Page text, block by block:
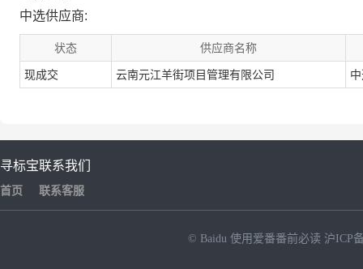
中选供应商:
状态 供应商名称
现成交 云南元江羊街项目管理有限公司
寻标宝
首页
联系我们
联系客服
© Baidu 使用爱番番前必读 沪ICP